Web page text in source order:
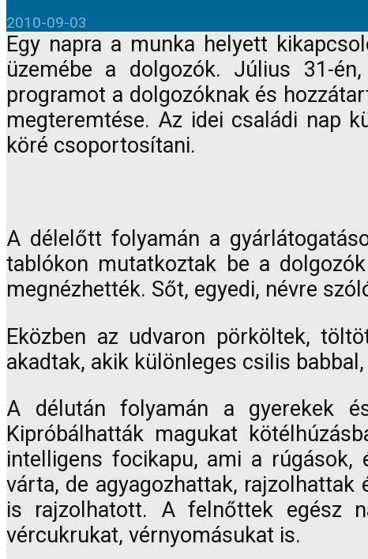
2010-09-03
Egy napra a munka helyett
üzemébe a dolgozók. Július 31-
programot a dolgozóknak és
megteremtése. Az idei családi nap
köré csoportosítani.
A délelőtt folyamán a
tablókon mutatkoztak be a
megnézhették. Sőt, egyedi, névre
Eközben az udvaron pörköltek,
akadtak, akik különleges csilis
A délután folyamán a gyerekek
Kipróbálhatták magukat
intelligens focikapu, ami a rúgások,
várta, de agyagozhattak,
is rajzolhatott. A felnőttek egész
vércukrukat, vérnyomásukat is.